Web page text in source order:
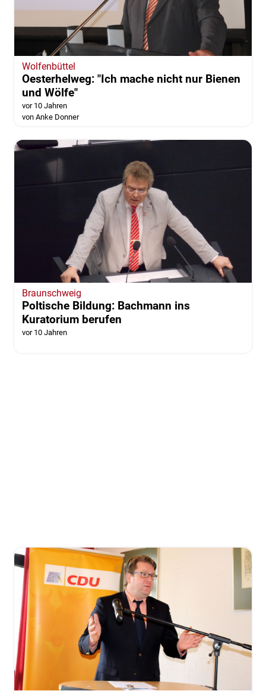
Wolfenbüttel
Oesterhelweg: "Ich mache nicht nur Bienen
und Wölfe"
vor 10 Jahren
von Anke Donner
Braunschweig
Poltische Bildung: Bachmann ins
Kuratorium berufen
vor 10 Jahren